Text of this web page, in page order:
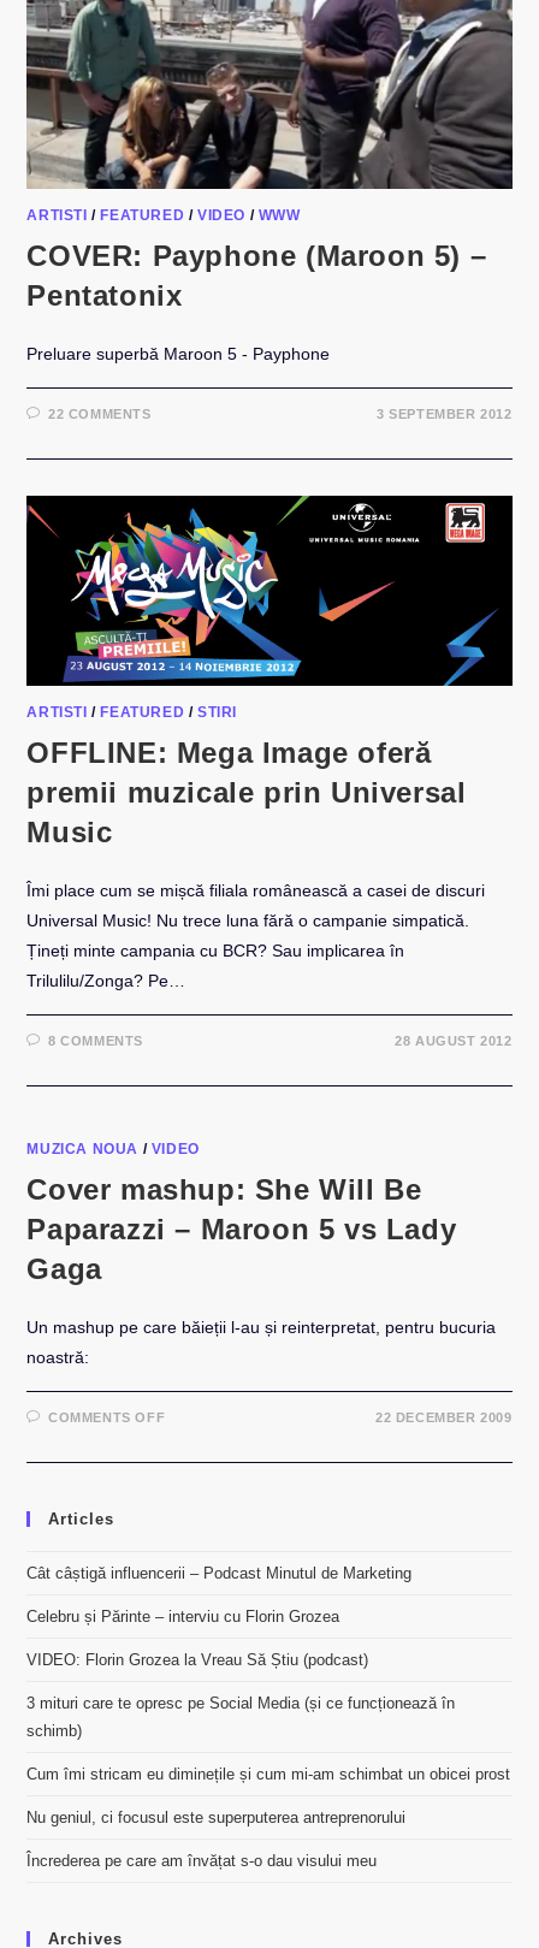
ARTISTI / FEATURED /VIDEO / WWW
COVER: Payphone (Maroon 5) –
Pentatonix
Preluare superbă Maroon 5 - Payphone
22 COMMENTS 3 SEPTEMBER 2012
ARTISTI /FEATURED /STIRI
OFFLINE: Mega Image oferă
premii muzicale prin Universal
Music
Îmi place cum se mișcă filiala românească a casei de discuri
Universal Music! Nu trece luna fără o campanie simpatică.
Țineți minte campania cu BCR? Sau implicarea în
Trilulilu/Zonga? Pe…
8 COMMENTS 28 AUGUST 2012
MUZICA NOUA / VIDEO
Cover mashup: She Will Be
Paparazzi – Maroon 5 vs Lady
Gaga
Un mashup pe care băieții l-au și reinterpretat, pentru bucuria
noastră:
COMMENTS OFFON
SHE
VS
22 DECEMBER 2009
Articles
Cât câștigă influencerii – Podcast Minutul de Marketing
Celebru și Părinte – interviu cu Florin Grozea
VIDEO: Florin Grozea la Vreau Să Știu (podcast)
3 mituri care te opresc pe Social Media (și ce funcționează în
schimb)
Cum îmi stricam eu diminețile și cum mi-am schimbat un obicei prost
Nu geniul, ci focusul este superputerea antreprenorului
Încrederea pe care am învățat s-o dau visului meu
Archives